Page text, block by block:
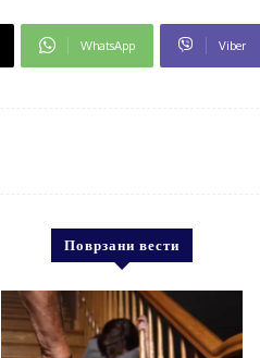
WhatsApp Viber
Поврзани вести